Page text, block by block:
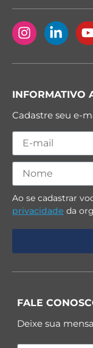
INFORMATIVO
Cadastre seu e-
Ao se cadastrar
privacidade da
FALE
Deixe sua